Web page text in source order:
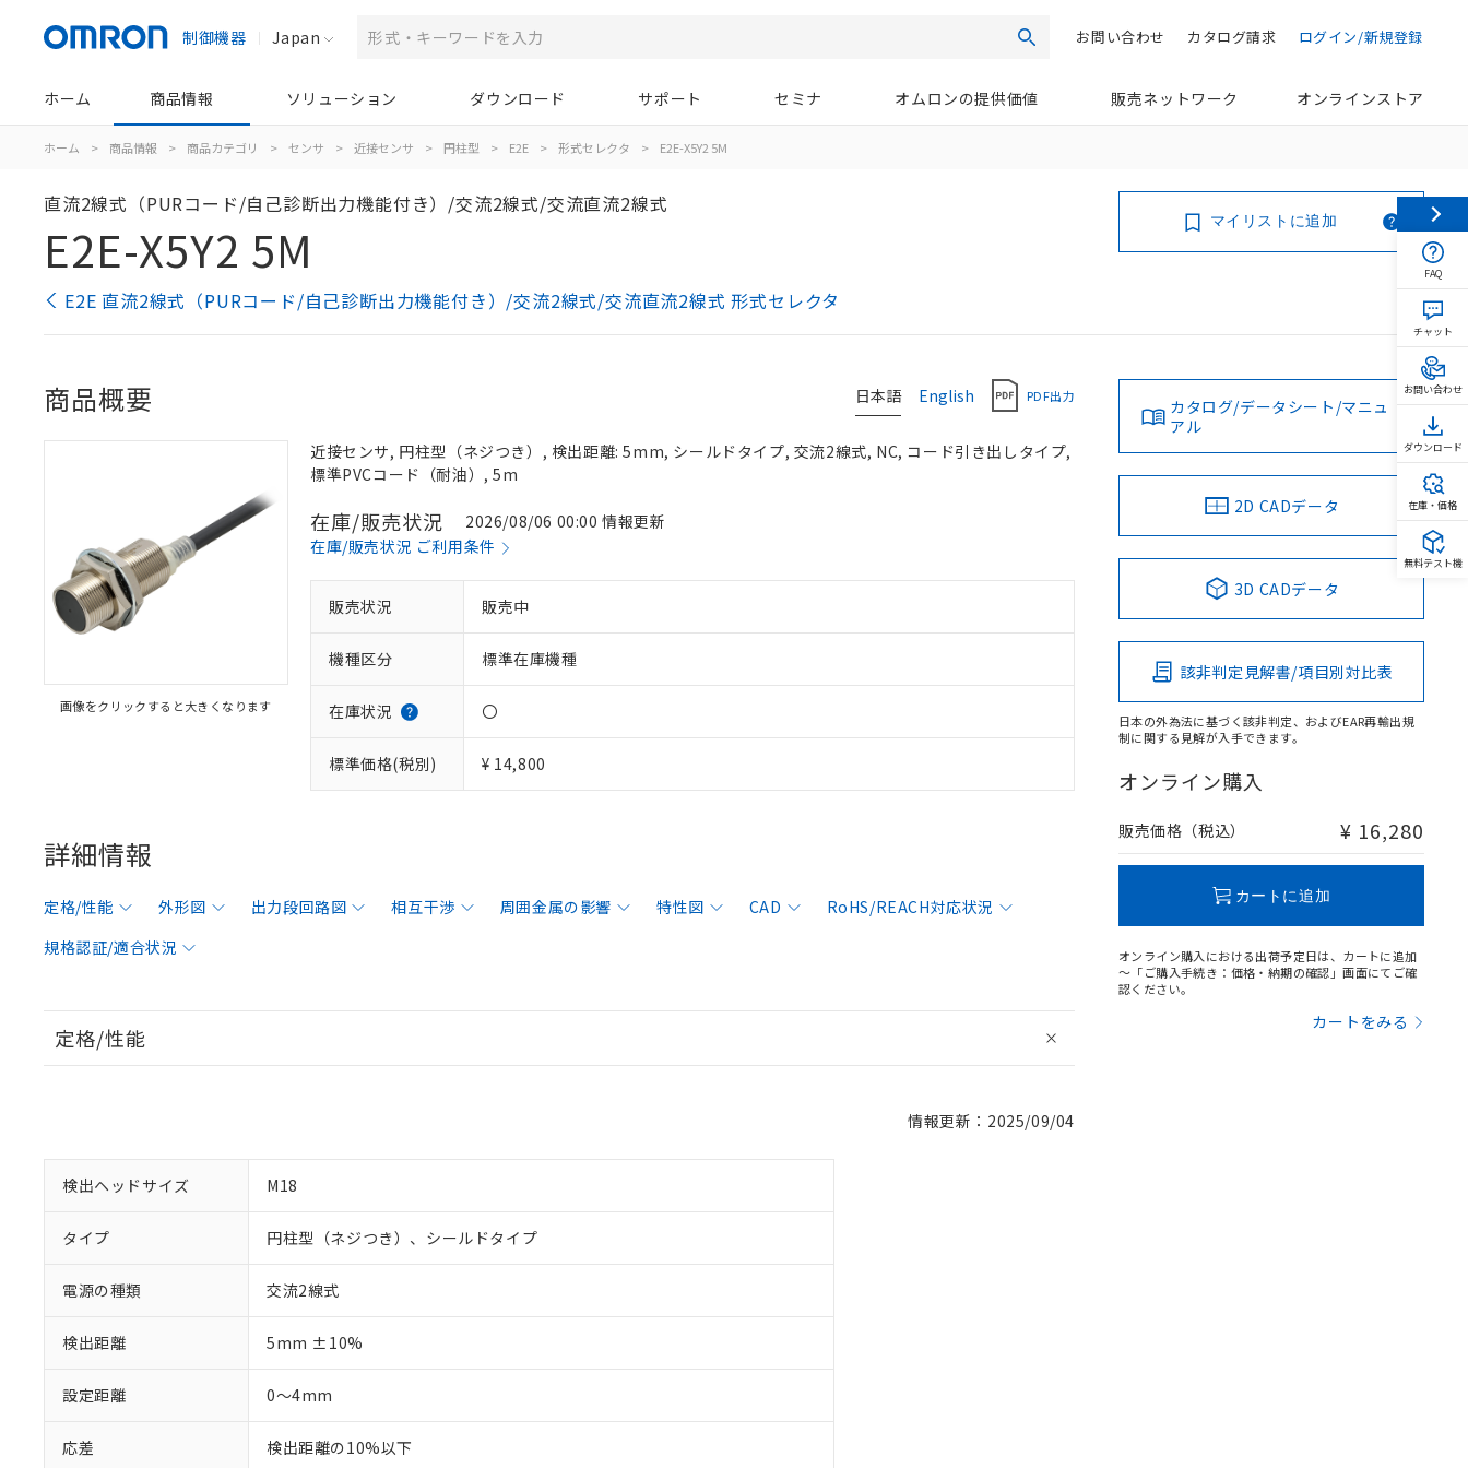
制御機器 Japan 検索 ログイン/新規登録
カタログ請求
お問い合わせ
ホーム 商品情報 ソリューション ダウンロード サポート セミナ オムロンの提供価値 販売ネットワーク オンラインストア
ホーム > 商品情報 > 商品カテゴリ > センサ > 近接センサ > 円柱型 > E2E > 形式セレクタ > E2E-X5Y2 5M
直流2線式（PURコード/自己診断出力機能付き）/交流2線式/交流直流2線式
E2E-X5Y2 5M
E2E 直流2線式（PURコード/自己診断出力機能付き）/交流2線式/交流直流2線式 形式セレクタ
マイリストに追加
日本語 English PDF出力
商品概要
画像をクリックすると大きくなります
近接センサ, 円柱型（ネジつき）, 検出距離: 5mm, シールドタイプ, 交流2線式, NC, コード引き出しタイプ,
標準PVCコード（耐油）, 5m
在庫/販売状況
2026/08/06 00:00 情報更新
在庫/販売状況 ご利用条件
販売状況 販売中
機種区分 標準在庫機種
在庫状況 〇
標準価格(税別) ¥ 14,800
詳細情報
定格/性能 外形図 出力段回路図 相互干渉 周囲金属の影響 特性図 CAD
RoHS/REACH対応状況
規格認証/適合状況
定格/性能
情報更新：2025/09/04
検出ヘッドサイズ M18
タイプ 円柱型（ネジつき）、シールドタイプ
電源の種類 交流2線式
検出距離 5mm ±10%
設定距離 0～4mm
応差 検出距離の10%以下
カタログ/データシート/マニュ
アル
2D CADデータ
3D CADデータ
該非判定見解書/項目別対比表
日本の外為法に基づく該非判定、およびEAR再輸出規
制に関する見解が入手できます。
オンライン購入
販売価格（税込） ¥ 16,280
カートに追加
オンライン購入における出荷予定日は、カートに追加
～「ご購入手続き：価格・納期の確認」画面にてご確
認ください。
カートをみる
FAQ
チャット
お問い合わせ
ダウンロード
在庫・価格
無料テスト機